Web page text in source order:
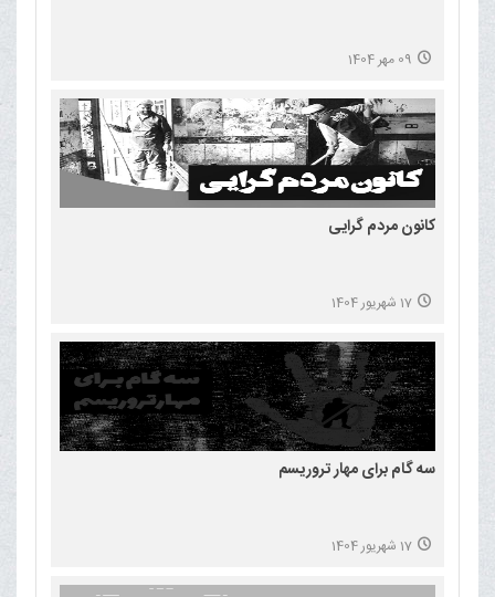
09 مهر 1404
کانون مردم گرایی
17 شهریور 1404
سه گام برای مهار تروریسم
17 شهریور 1404